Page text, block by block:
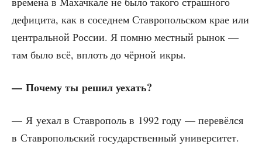
дефи­ци­та, как в сосед­нем Став­ро­поль­ском крае или
цен­траль­ной Рос­сии. Я пом­ню мест­ный рынок —
там было всё, вплоть до чёр­ной икры.
— Поче­му ты решил уехать?
— Я уехал в Став­ро­поль в 1992 году — пере­вёл­ся
в Став­ро­поль­ский госу­дар­ствен­ный университет.